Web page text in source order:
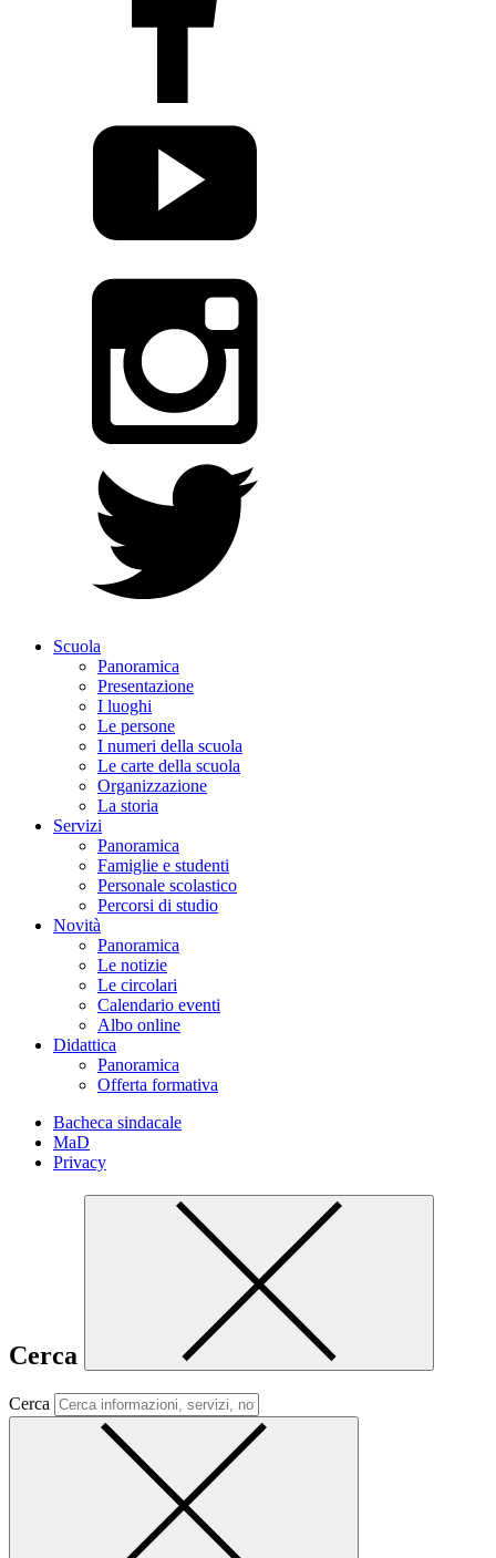
Scuola
Panoramica
Presentazione
I luoghi
Le persone
I numeri della scuola
Le carte della scuola
Organizzazione
La storia
Servizi
Panoramica
Famiglie e studenti
Personale scolastico
Percorsi di studio
Novità
Panoramica
Le notizie
Le circolari
Calendario eventi
Albo online
Didattica
Panoramica
Offerta formativa
Bacheca sindacale
MaD
Privacy
Cerca
Cerca